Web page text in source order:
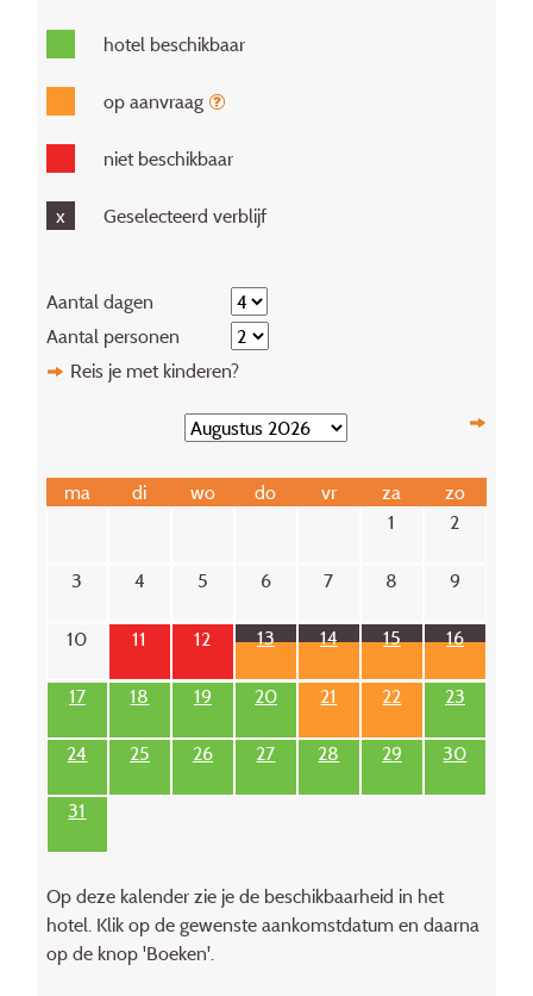
hotel beschikbaar
op aanvraag
niet beschikbaar
x Geselecteerd verblijf
Aantal dagen
Aantal personen
Reis je met kinderen?
ma di wo do vr za
zo
1
2
3 4 5 6 7 8 9
10 11 12 13 14 15 16
17 18 19 20 21 22 23
24 25 26 27 28 29 30
31
Op deze kalender zie je de beschikbaarheid in het
hotel. Klik op de gewenste aankomstdatum en daarna
op de knop 'Boeken'.